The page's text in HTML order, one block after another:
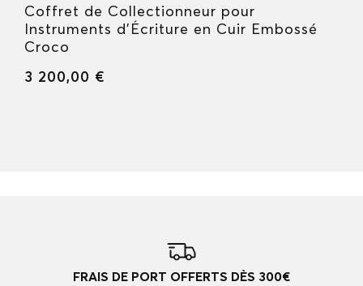
Coffret de Collectionneur pour
Instruments d'Écriture en Cuir Embossé
Croco
3 200,00 €
FRAIS DE PORT OFFERTS DÈS 300€